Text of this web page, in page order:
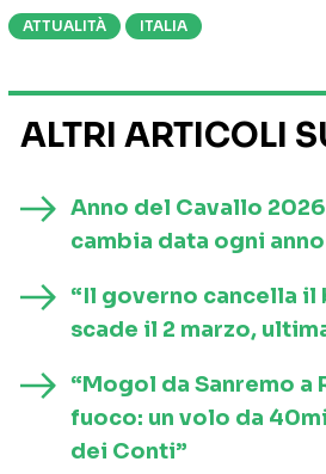
ATTUALITÀ ITALIA
ALTRI ARTICOLI
Anno del Cavallo
cambia data ogni
“Il governo cancella il
scade il 2 marzo,
“Mogol da Sanremo
fuoco: un volo da
dei Conti”